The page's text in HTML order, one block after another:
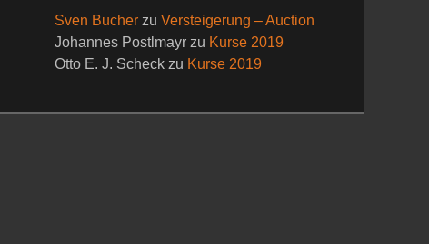
Sven Bucher zu Versteigerung – Auction
Johannes Postlmayr zu Kurse 2019
Otto E. J. Scheck zu Kurse 2019